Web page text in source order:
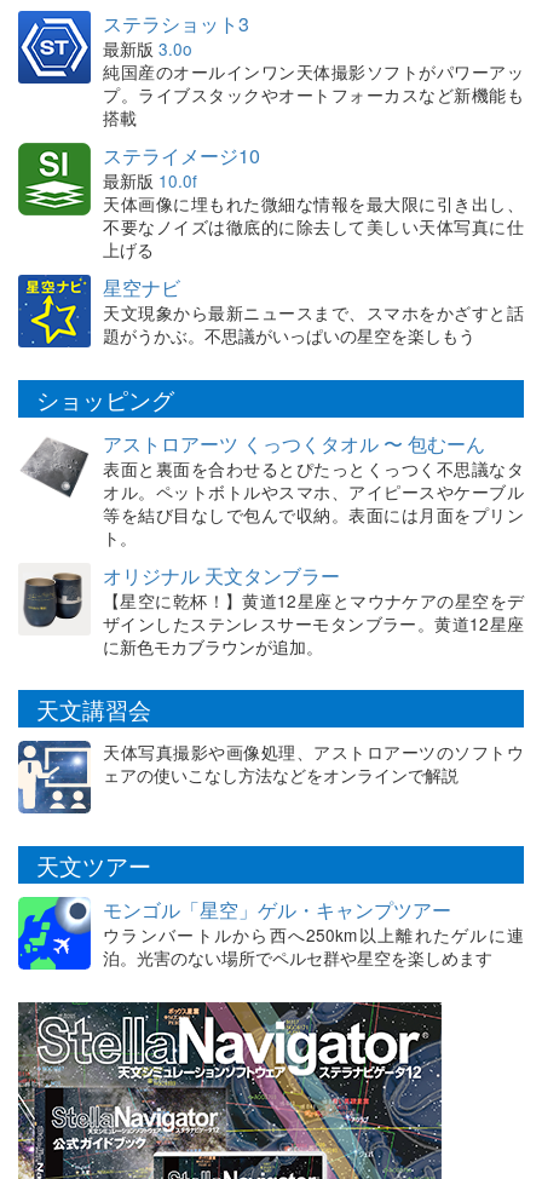
ステラショット3
最新版 3.0o
純国産のオールインワン天体撮影ソフトがパワーアッ
プ。ライブスタックやオートフォーカスなど新機能も
搭載
ステライメージ10
最新版 10.0f
天体画像に埋もれた微細な情報を最大限に引き出し、
不要なノイズは徹底的に除去して美しい天体写真に仕
上げる
星空ナビ
天文現象から最新ニュースまで、スマホをかざすと話
題がうかぶ。不思議がいっぱいの星空を楽しもう
ショッピング
アストロアーツ くっつくタオル 〜 包むーん
表面と裏面を合わせるとぴたっとくっつく不思議なタ
オル。ペットボトルやスマホ、アイピースやケーブル
等を結び目なしで包んで収納。表面には月面をプリン
ト。
オリジナル 天文タンブラー
【星空に乾杯！】黄道12星座とマウナケアの星空をデ
ザインしたステンレスサーモタンブラー。黄道12星座
に新色モカブラウンが追加。
天文講習会
天体写真撮影や画像処理、アストロアーツのソフトウ
ェアの使いこなし方法などをオンラインで解説
天文ツアー
モンゴル「星空」ゲル・キャンプツアー
ウランバートルから西へ250km以上離れたゲルに連
泊。光害のない場所でペルセ群や星空を楽しめます